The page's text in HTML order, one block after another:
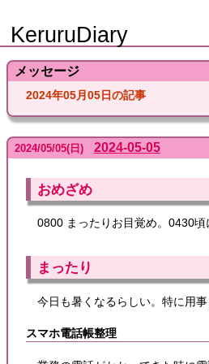
KeruruDiary
メッセージ
2024年05月05日の記事
2024/05/05(日) 2024-05-05
おめざめ
0800 まったりお目覚め。0430
まったり
今日も暑くなるらしい。特に用
スマホ電話帳整理